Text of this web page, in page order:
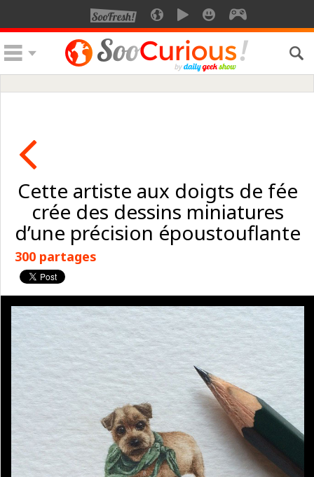
Cette artiste aux doigts de fée
crée des dessins miniatures
d’une précision époustouflante
300 partages